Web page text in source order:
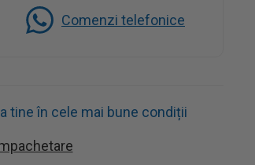
Comenzi telefonice
tine în cele mai bune condiții